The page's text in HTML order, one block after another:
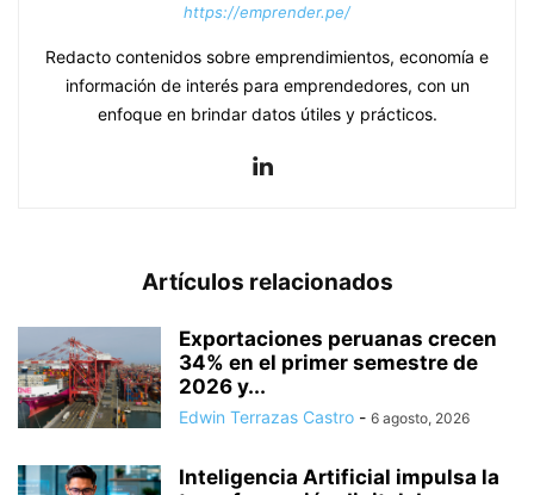
https://emprender.pe/
Redacto contenidos sobre emprendimientos, economía e
información de interés para emprendedores, con un
enfoque en brindar datos útiles y prácticos.
Artículos relacionados
Exportaciones peruanas crecen
34% en el primer semestre de
2026 y...
Edwin Terrazas Castro - 6 agosto, 2026
Inteligencia Artificial impulsa la